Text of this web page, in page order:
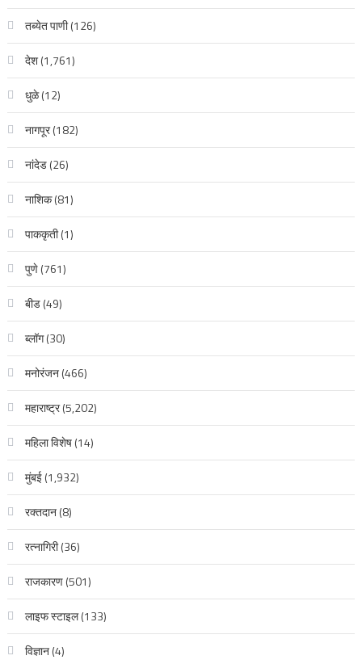
तब्येत पाणी(126)
देश(1,761)
धुळे(12)
नागपूर(182)
नांदेड(26)
नाशिक(81)
पाककृती(1)
पुणे(761)
बीड(49)
ब्लॉग(30)
मनोरंजन(466)
महाराष्ट्र(5,202)
महिला विशेष(14)
मुंबई(1,932)
रक्‍तदान(8)
रत्नागिरी(36)
राजकारण(501)
लाइफ स्टाइल(133)
विज्ञान(4)